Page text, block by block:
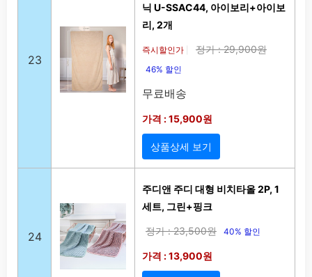
23
닉 U-SSAC44, 아이보리+아이보
리, 2개
즉시할인가 정가 : 29,900원
46% 할인
무료배송
가격 : 15,900원
상품상세 보기
24
주디앤 주디 대형 비치타올 2P, 1
세트, 그린+핑크
정가 : 23,500원 40% 할인
가격 : 13,900원